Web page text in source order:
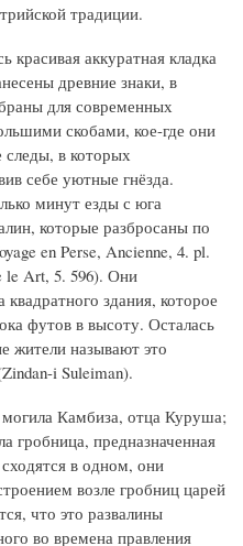
традиции.
красивая аккуратная кладка
древние знаки, в
для современных
скобами, кое-где они
следы, в которых
себе уютные гнёзда.
минут езды с юга
которые разбросаны по
en Perse, Ancienne, 4. pl.
le Art, 5. 596). Они
здания, которое
футов в высоту. Осталась
жители называют это
i Suleiman).
Камбиза, отца Куруша;
гробница, предназначенная
в одном, они
возле гробниц царей
что это развалины
во времена правления